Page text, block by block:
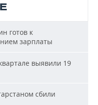
готов к
зарплаты
выявили 19
сбили